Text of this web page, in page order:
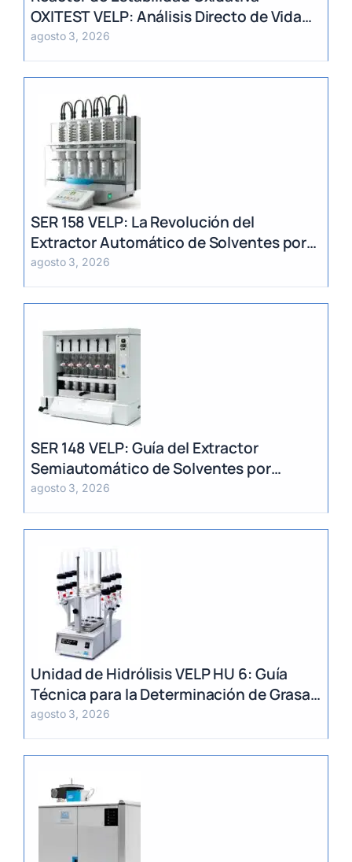
OXITEST VELP: Análisis Directo de Vida
Útil sin Extracción de Grasa
agosto 3, 2026
SER 158 VELP: La Revolución del
Extractor Automático de Solventes por
Método Randall
agosto 3, 2026
SER 148 VELP: Guía del Extractor
Semiautomático de Solventes por
Método Randall
agosto 3, 2026
Unidad de Hidrólisis VELP HU 6: Guía
Técnica para la Determinación de Grasa
Total en Alimentos
agosto 3, 2026